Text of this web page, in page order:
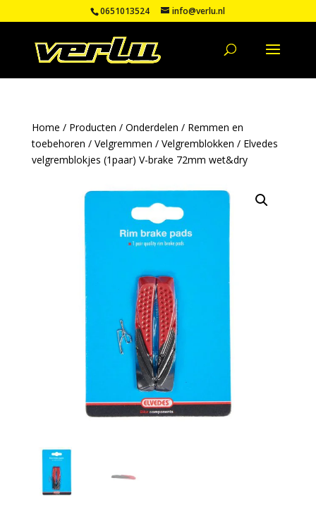
0651013524 info@verlu.nl
Home / Producten / Onderdelen / Remmen en
toebehoren / Velgremmen / Velgremblokken / Elvedes
velgremblokjes (1paar) V-brake 72mm wet&dry